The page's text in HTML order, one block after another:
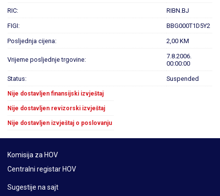
RIC: RIBN.BJ
FIGI: BBG000T1D5Y2
Posljednja cijena: 2,00 KM
Vrijeme posljednje trgovine:
7.8.2006.
00:00:00
Status: Suspended
Nije dostavljen finansijski izvještaj
Nije dostavljen revizorski izvještaj
Nije dostavljen izvještaj o poslovanju
Komisija za HOV
Centralni registar HOV
Sugestije na sajt